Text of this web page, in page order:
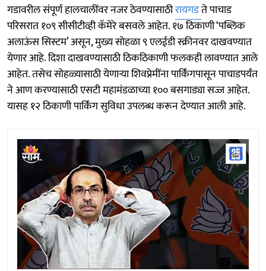
गडावरील संपूर्ण हालचालींवर नजर ठेवण्यासाठीरायगडते पाचाड
परिसरात १०९ सीसीटीव्ही कॅमेरे बसवले आहेत. १७ ठिकाणी ‘पब्लिक
अलाऊंस सिस्टम’ असून, मुख्य सोहळा ९ एलईडी स्क्रीनवर दाखवण्यात
येणार आहे. दिशा दाखवण्यासाठी ठिकठिकाणी फलकही लावण्यात आले
आहेत. तसेच सोहळ्यासाठी येणाऱ्या शिवप्रेमींना पार्किंगपासून पाचाडपर्यंत
ने आण करण्यासाठी एसटी महामंडळाच्या १०० बसगाड्या सज्ज आहेत.
यासह १२ ठिकाणी पार्किंग सुविधा उपलब्ध करून देण्यात आली आहे.